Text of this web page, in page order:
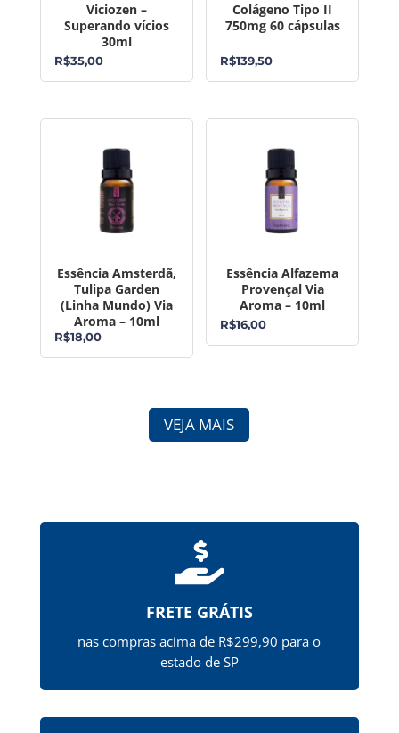
Viciozen –
Superando vícios
30ml
R$35,00
Colágeno Tipo II
750mg 60 cápsulas
R$139,50
Essência Amsterdã,
Tulipa Garden
(Linha Mundo) Via
Aroma – 10ml
R$18,00
Essência Alfazema
Provençal Via
Aroma – 10ml
R$16,00
VEJA MAIS

FRETE GRÁTIS
nas compras acima de R$299,90 para o
estado de SP